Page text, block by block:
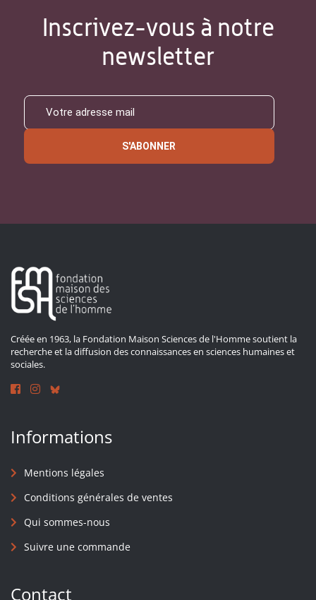
Inscrivez-vous à notre
newsletter
S'ABONNER
Créée en 1963, la Fondation Maison Sciences de l'Homme soutient la
recherche et la diffusion des connaissances en sciences humaines et
sociales.
Informations
Mentions légales
Conditions générales de ventes
Qui sommes-nous
Suivre une commande
Contact